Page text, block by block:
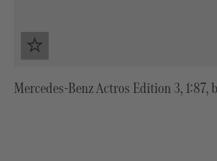
Mercedes-Benz Actros Edition 3, 1:87,